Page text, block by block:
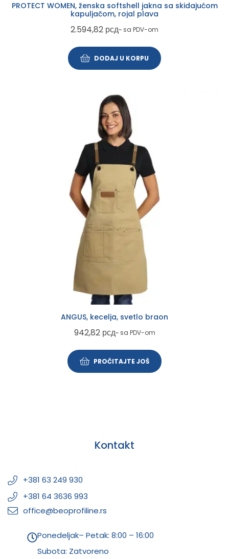
PROTECT WOMEN, ženska softshell jakna sa skidajućom
kapuljačom, rojal plava
2.594,82 рсд~ sa PDV-om
DODAJ U KORPU
ANGUS, kecelja, svetlo braon
942,82 рсд~ sa PDV-om
PROČITAJTE JOŠ
Kontakt
+381 63 249 930
+381 64 3636 993
office@beoprofiline.rs
Ponedeljak– Petak: 8:00 – 16:00
Subota: Zatvoreno